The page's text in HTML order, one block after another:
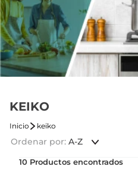
KEIKO
keiko
Ordenar por A-Z
10